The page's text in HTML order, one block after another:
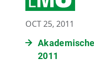
OCT 25, 2011
2011